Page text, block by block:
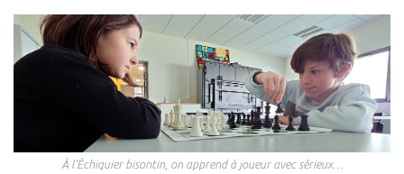
À l’Échiquier bisontin, on apprend à joueur avec sérieux…